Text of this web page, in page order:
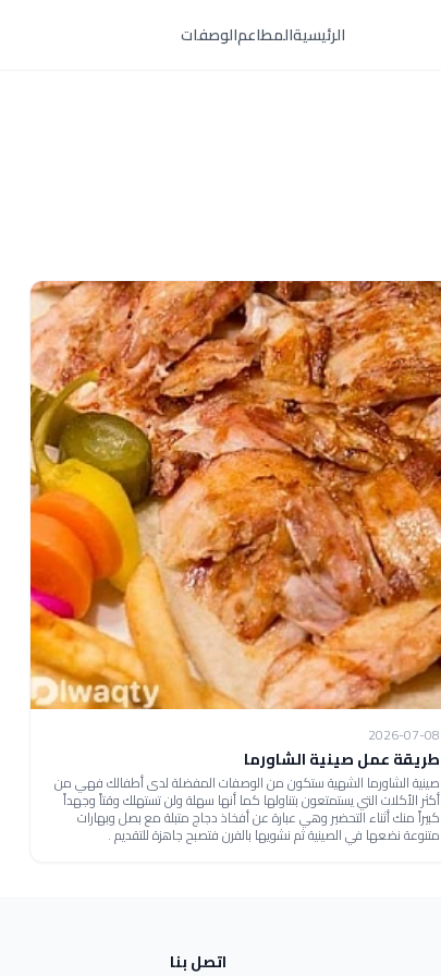
الرئيسيةالمطاعمالوصفات
2026-07-08
طريقة عمل صينية الشاورما
صينية الشاورما الشهية ستكون من الوصفات المفضلة لدى أطفالك فهي من
أكثر الأكلات التي يستمتعون بتناولها كما أنها سهلة ولن تستهلك وقتاً وجهداً
كبيراً منك أثناء التحضير وهي عبارة عن أفخاذ دجاج متبلة مع بصل وبهارات
متنوعة نضعها في الصينية ثم نشويها بالفرن فتصبح جاهزة للتقديم .
اتصل بنا